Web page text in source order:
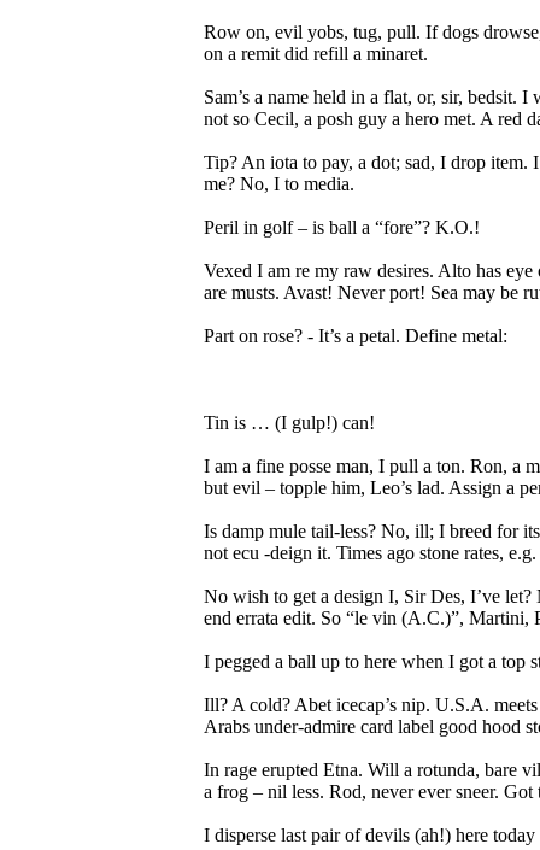
Row on, evil yobs, tug, pull. If dogs
on a remit did refill a minaret.
Sam’s a name held in a flat, or, sir, bedsit.
not so Cecil, a posh guy a hero met. A red
Tip? An iota to pay, a dot; sad, I drop item.
me? No, I to media.
Peril in golf – is ball a “fore”? K.O.!
Vexed I am re my raw desires. Alto has
are musts. Avast! Never port! Sea may be
Part on rose? - It’s a petal. Define metal:
Tin is … (I gulp!) can!
I am a fine posse man, I pull a ton. Ron, a
but evil – topple him, Leo’s lad. Assign a
Is damp mule tail-less? No, ill; I breed for
not ecu -deign it. Times ago stone rates,
No wish to get a design I, Sir Des, I’ve
end errata edit. So “le vin (A.C.)”, Martini,
I pegged a ball up to here when I got a top
Ill? A cold? Abet icecap’s nip. U.S.A.
Arabs under-admire card label good hood
In rage erupted Etna. Will a rotunda, bare
a frog – nil less. Rod, never ever sneer. Got
I disperse last pair of devils (ah!) here